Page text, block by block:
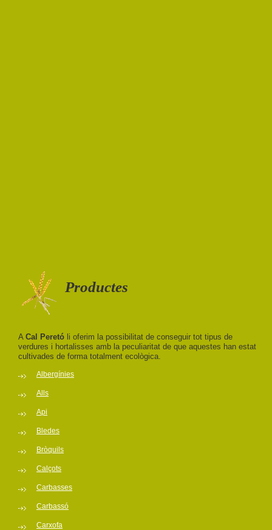
Productes
A Cal Peretó li oferim la possibilitat de conseguir tot tipus de
verdures i hortalisses amb la peculiaritat de que aquestes han estat
cultivades de forma totalment ecològica.
Albergínies
Alls
Api
Bledes
Bròquils
Calçots
Carbasses
Carbassó
Carxofa